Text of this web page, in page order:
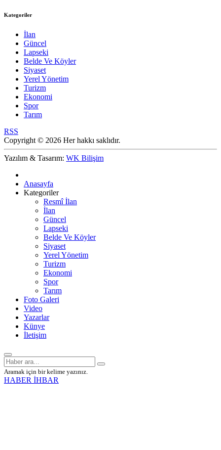
Kategoriler
İlan
Güncel
Lapseki
Belde Ve Köyler
Siyaset
Yerel Yönetim
Turizm
Ekonomi
Spor
Tarım
RSS
Copyright © 2026 Her hakkı saklıdır.
Yazılım & Tasarım: WK Bilişim
Anasayfa
Kategoriler
Resmî İlan
İlan
Güncel
Lapseki
Belde Ve Köyler
Siyaset
Yerel Yönetim
Turizm
Ekonomi
Spor
Tarım
Foto Galeri
Video
Yazarlar
Künye
İletişim
Aramak için bir kelime yazınız.
HABER İHBAR